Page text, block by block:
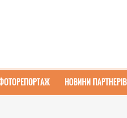
НОВИНИ ПАРТНЕРІВ